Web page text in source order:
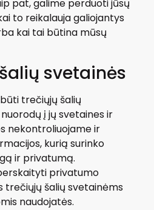
pat, galime perduoti jūsų
to reikalauja galiojantys
kai tai būtina mūsų
svetainės
trečiųjų šalių
į jų svetaines ir
nekontroliuojame ir
kurią surinko
ir privatumą.
privatumo
trečiųjų šalių svetainėms
naudojatės.